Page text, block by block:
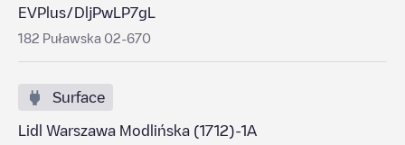
EVPlus/DljPwLP7gL
182 Puławska 02-670
Surface
Lidl Warszawa Modlińska (1712)-1A